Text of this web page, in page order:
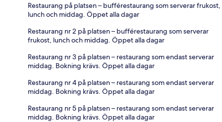
Restaurang på platsen – bufférestaurang som serverar frukost,
lunch och middag. Öppet alla dagar
Restaurang nr 2 på platsen – bufférestaurang som serverar
frukost, lunch och middag. Öppet alla dagar
Restaurang nr 3 på platsen – restaurang som endast serverar
middag. Bokning krävs. Öppet alla dagar
Restaurang nr 4 på platsen – restaurang som endast serverar
middag. Bokning krävs. Öppet alla dagar
Restaurang nr 5 på platsen – restaurang som endast serverar
middag. Bokning krävs. Öppet alla dagar